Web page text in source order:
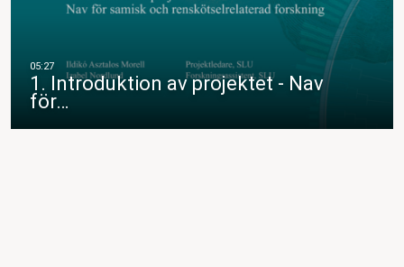
1. Introduktion av projektet - Nav
för…